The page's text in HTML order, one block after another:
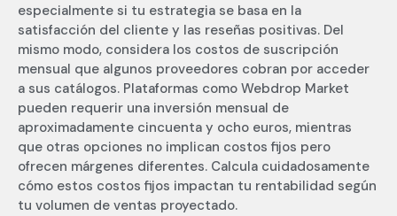
especialmente si tu estrategia se basa en la
satisfacción del cliente y las reseñas positivas. Del
mismo modo, considera los costos de suscripción
mensual que algunos proveedores cobran por acceder
a sus catálogos. Plataformas como Webdrop Market
pueden requerir una inversión mensual de
aproximadamente cincuenta y ocho euros, mientras
que otras opciones no implican costos fijos pero
ofrecen márgenes diferentes. Calcula cuidadosamente
cómo estos costos fijos impactan tu rentabilidad según
tu volumen de ventas proyectado.